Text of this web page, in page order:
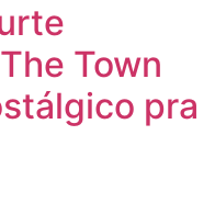
Town
pra